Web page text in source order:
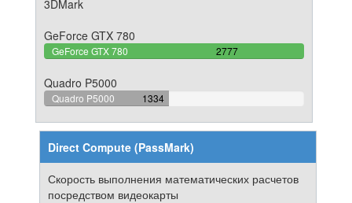
3DMark
GeForce GTX 780
GeForce GTX 780 2777
100%
Quadro P5000
Quadro P5000 1334
48.037450486136%
Direct Compute (PassMark)
Скорость выполнения математических расчетов
посредством видеокарты